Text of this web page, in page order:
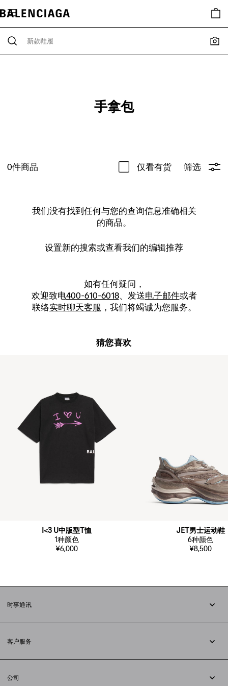
手拿包
0件商品 仅看有货 筛选
我们没有找到任何与您的查询信息准确相关
的商品。
设置新的搜索或查看我们的编辑推荐
如有任何疑问，
欢迎致电400-610-6018、发送电子邮件或者
联络实时聊天客服 ，我们将竭诚为您服务。
猜您喜欢
I<3 U中版型T恤
1种颜色
¥6,000
JET男士运动鞋
6种颜色
¥8,500
时事通讯
客户服务
配送方式
公司